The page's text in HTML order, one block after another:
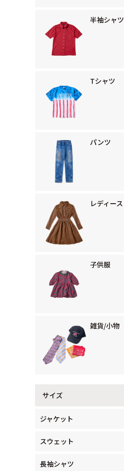
半袖シャツ
Tシャツ
パンツ
レディース
子供服
雑貨/小物
サイズ
ジャケット
スウェット
長袖シャツ